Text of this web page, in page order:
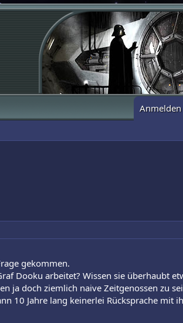
Anmelden
gekommen.
Dooku arbeitet? Wissen sie überhaubt
ja doch ziemlich naive Zeitgenossen zu
10 Jahre lang keinerlei Rücksprache mit